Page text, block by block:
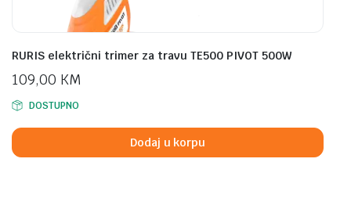
RURIS električni trimer za travu TE500 PIVOT 500W
109,00 KM
DOSTUPNO
Dodaj u korpu